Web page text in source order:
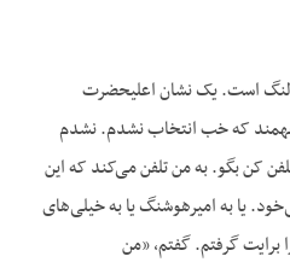
لنگ است. یک نشان اعلیحضرت
بفهمند که خب انتخاب نشدم. نشدم
کن بگو. به من تلفن می‌کند که این
یا به امیرهوشنگ یا به خیلی‌های
گرفتم. گفتم، «من